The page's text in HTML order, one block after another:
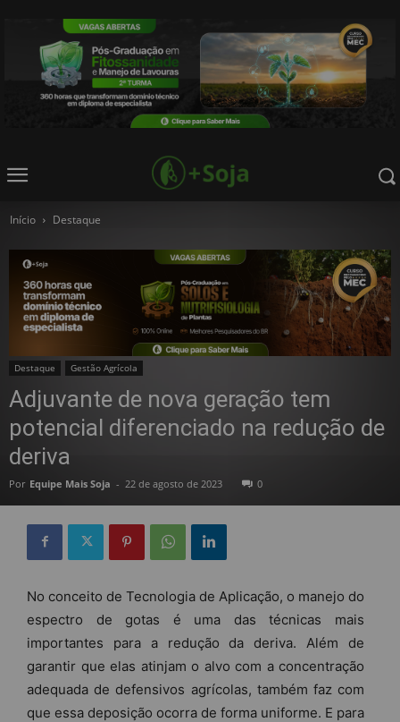
Início Destaque
Destaque Gestão Agrícola
Adjuvante de nova geração tem
potencial diferenciado na redução de
deriva
Por Equipe Mais Soja - 22 de agosto de 2023 0
No conceito de Tecnologia de Aplicação, o manejo do
espectro de gotas é uma das técnicas mais
importantes para a redução da deriva. Além de
garantir que elas atinjam o alvo com a concentração
adequada de defensivos agrícolas, também faz com
que essa deposição ocorra de forma uniforme. E para